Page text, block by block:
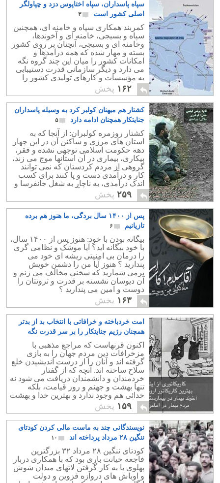
سپاه پاسداران، سپاه اختاپوس دزد و چپاولگر
اصلی کشور است
۳
کمربند همکاری سپاه و خامنه ای، همچنین
سپاه و بسیجی، خامنه ای و آخوندها،
وخامنه ای و بسیجی، آنچنان بر روی کشور
بسته و مهار شده که همه درآمدها و
امکانات کشور را میان این چند گروه نگه
می دارد و دیگر سازمانی قدرت دستیبابی
به مؤسسات و کارهای تولیدی کشور را
نخواهد داشت.
۱۶۲ پخش
کشتار هم میهنان کولبر کرد به وسیله پاسداران
جنایتکار همچنان ادامه دارد
۵
کشتار روزمره کولبران: از آنجا که به
استان های مرزی و ساکنن آن در این چهار
دهه حکومت اسلامی توجهی نشده و فقر،
بیکاری، بیماری در آن استانها موج می زند،
گروهی از مردم کردستان که نمی توانند
کار و درآمدی دست و پا کنند برای کسب
اندک درآمدی، به ناچار به شغل جانفرسا و
کشنده کولبری روی آورده اند.
۲۵۹ پخش
پس از ۱۴۰۰ سال بردگی، ما هنوز هم برده
تازیانیم
۶
بیگانه بودن با خود: هنوز پس از ۱۴۰۰ سال،
با خود بیگانه اید؟ آیا موشک و نظامی گری
را درمان بی امنیتی ریشه ای خود می
پندارید ؟ هنوز آیا من را دشمن خویش
برمی شمارید که سخنی مخالف می زنم و
آن دیوسان نشسته بر قدرت و ثروتتان را
دوست و امین می پندارید ؟
۱۶۳ پخش
امت خردباخته و خرافاتی با انتخاب بد از بدتر
همچنان رژیم جنایتکار را بر سر قدرت نگه
داشته است
اکنون قرنهاست که مراجع مذهبی با
مزخرافات دین مردم جهان را به بازی
گرفته اند و آنان را از درست اندیشیدن خلع
سلاح ساخته اند. آنچه که از گفتار
خردمندان و دانشمندان دریافت می شود نه
تنها بهشت و جهنم و روز قیامت، بلکه
خدائی هم وجود ندارد و بهترین خدا و بهشت
و دوزخ همان خرد و درست اندیشیدن
انسان ها است.
۱۵۹ پخش
نویسندگانی چند به ماست مالی کردن کودتای
ننگین ۲۸ مرداد پرداخته اند
۱۰
کودتای ننگین ۲۸ مرداد ۳۲ بزرگترین
فاجعه خیانت باری بود که با همکاری دربار
پهلوی با به کار گرفتن لاتهای میدان شوش
و اوباش های دروازه قزوین و دولت